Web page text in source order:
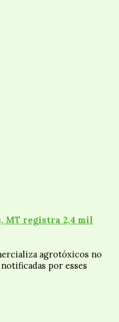
MT registra 2,4 mil
agrotóxicos no
por esses